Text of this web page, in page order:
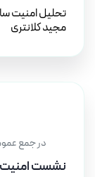
تحلیل امنیت
مجید کلانتری
در جمع
نشست امنیت